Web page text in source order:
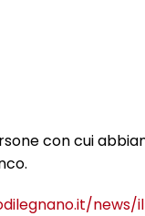
con cui
news/